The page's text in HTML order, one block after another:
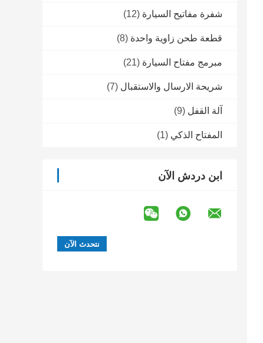
شفرة مفاتيح السيارة (12)
قطعة طحن زاوية واحدة (8)
مبرمج مفتاح السيارة (21)
شريحة الارسال والاستقبال (7)
آلة القفل (9)
المفتاح الذكي (1)
ابن دردش الآن